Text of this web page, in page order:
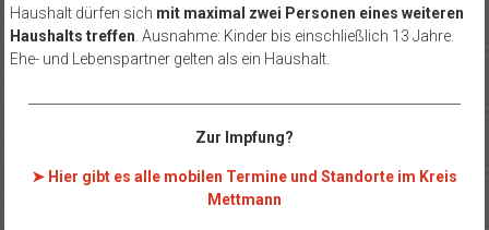
Haushalt dürfen sich mit maximal zwei Personen eines weiteren
Haushalts treffen . Ausnahme: Kinder bis einschließlich 13 Jahre.
Ehe- und Lebenspartner gelten als ein Haushalt.
Zur Impfung?
➤ Hier gibt es alle mobilen Termine und Standorte im Kreis
Mettmann